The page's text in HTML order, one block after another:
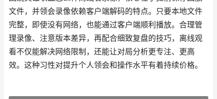
文件，并领会录像依赖客户端解码的特点。只要本地文件
完整，即使没有网络，也能通过客户端顺利播放。合理管
理录像、注意版本差异，再配合细致复盘的技巧，离线观
看不仅能解决网络限制，还能让对局分析更专注、更高
效。这种习性对提升个人领会和操作水平有着持续价格。